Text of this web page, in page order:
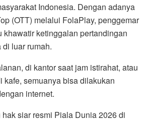
Indonesia. Dengan adanya
(OTT) melalui FolaPlay, penggemar
khawatir ketinggalan pertandingan
luar rumah.
di kantor saat jam istirahat, atau
kafe, semuanya bisa dilakukan
internet.
siar resmi Piala Dunia 2026 di